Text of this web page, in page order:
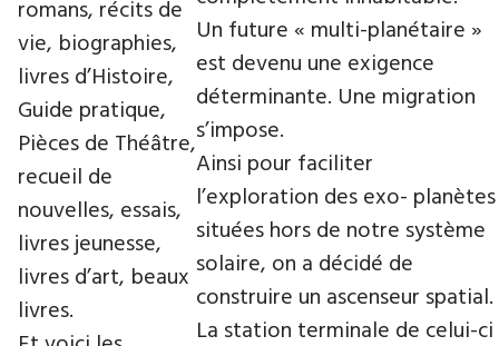
Un future « multi-planétaire »
est devenu une exigence
déterminante. Une migration
s’impose.
Ainsi pour faciliter
l’exploration des exo- planètes
situées hors de notre système
solaire, on a décidé de
construire un ascenseur spatial.
La station terminale de celui-ci
romans, récits de
vie, biographies,
livres d’Histoire,
Guide pratique,
Pièces de Théâtre,
recueil de
nouvelles, essais,
livres jeunesse,
livres d’art, beaux
livres.